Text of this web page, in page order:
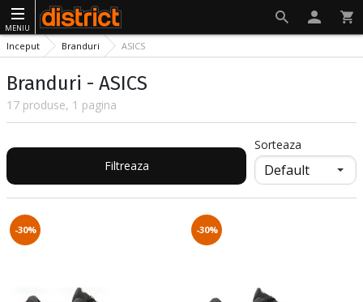
MENIU
Inceput Branduri ASICS
Branduri - ASICS
17 produse, 1 pagina
Filtreaza
Sorteaza
-30% -30%